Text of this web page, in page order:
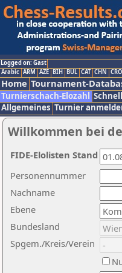
Logged on: Gast
Arabic ARM AZE BIH BUL CAT CHN CRO
Home Tournament-
Turnierschach-Elozahl
Allgemeines Turnier
Willkommen bei
Nachname
Ebene
Personennummer
Bundesland
Spgem./Kreis/Verein
FIDE-Elolisten Stand